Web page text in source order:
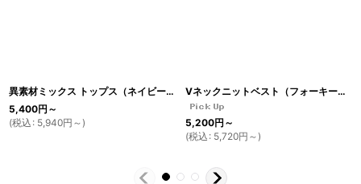
異素材ミックス トップス（ネイビーギンガム×ホワイト） [TO5]
5,400円 ～
(税込 : 5,940円 ～)
Vネックニットベスト（フォーキーモカ）
5,200円 ～
(税込 : 5,720円 ～)